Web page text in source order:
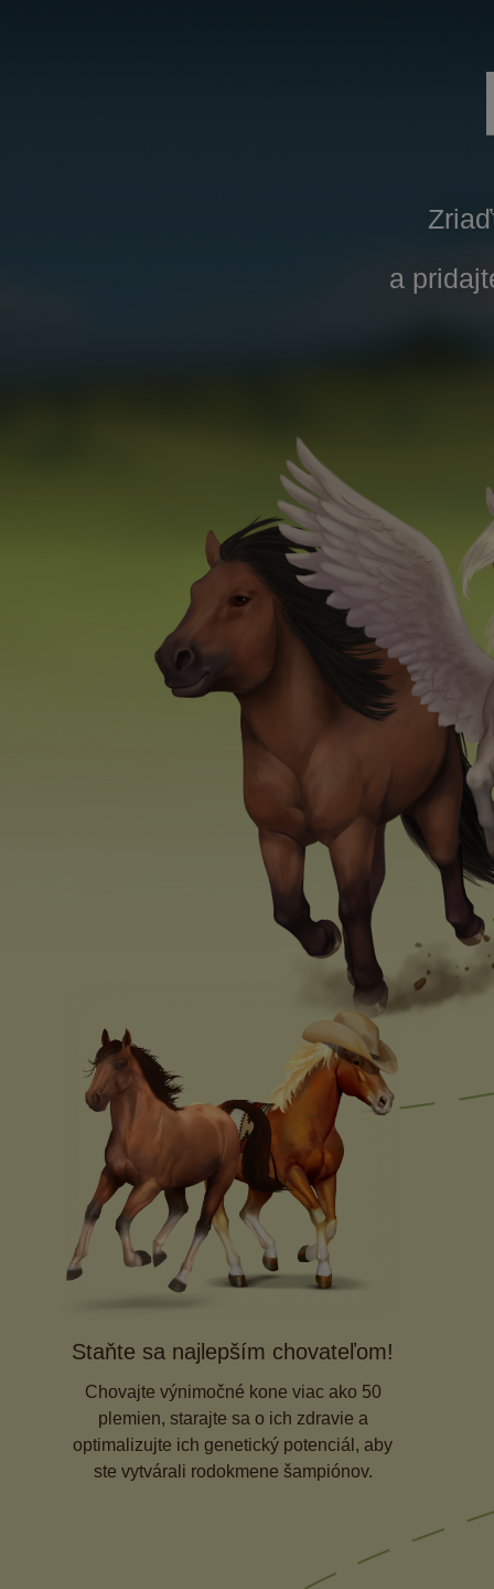
a
Staňte sa najlepším chovateľom!
Chovajte výnimočné kone viac ako 50
plemien, starajte sa o ich zdravie a
optimalizujte ich genetický potenciál, aby
ste vytvárali rodokmene šampiónov.